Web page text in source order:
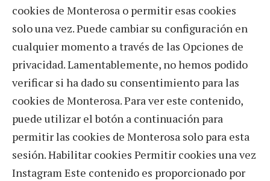
cookies de Monterosa o permitir esas cookies
solo una vez. Puede cambiar su configuración en
cualquier momento a través de las Opciones de
privacidad. Lamentablemente, no hemos podido
verificar si ha dado su consentimiento para las
cookies de Monterosa. Para ver este contenido,
puede utilizar el botón a continuación para
permitir las cookies de Monterosa solo para esta
sesión. Habilitar cookies Permitir cookies una vez
Instagram Este contenido es proporcionado por